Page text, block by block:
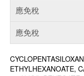
應免稅
應免稅
ETHYLHEXANOATE,